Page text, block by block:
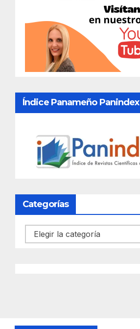
Índice Panameño Panindex
Categorías
Categorías